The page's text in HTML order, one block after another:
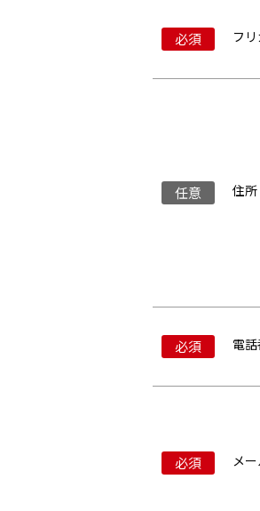
必須 フ
任意 住所
必須 電
必須 メ